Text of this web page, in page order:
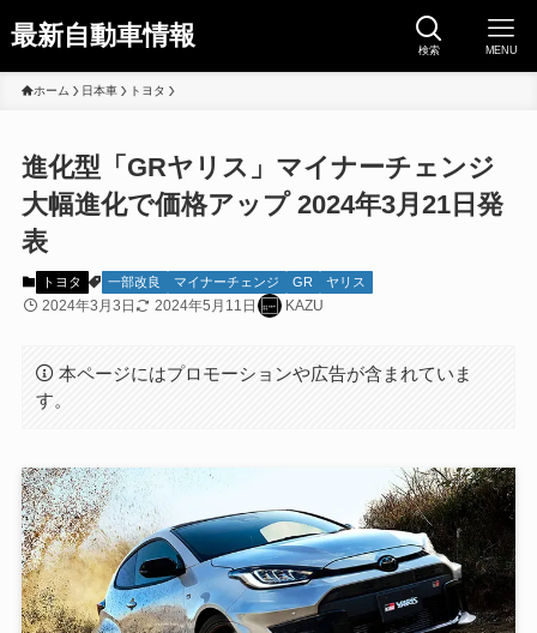
最新自動車情報 検索 MENU
ホーム 日本車 トヨタ
進化型「GRヤリス」マイナーチェンジ
大幅進化で価格アップ 2024年3月21日発
表
トヨタ 一部改良 マイナーチェンジ GR ヤリス
2024年3月3日 2024年5月11日 KAZU
本ページにはプロモーションや広告が含まれていま
す。